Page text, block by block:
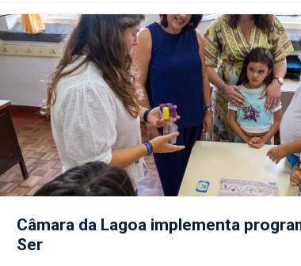
Câmara da Lagoa implementa
Ser